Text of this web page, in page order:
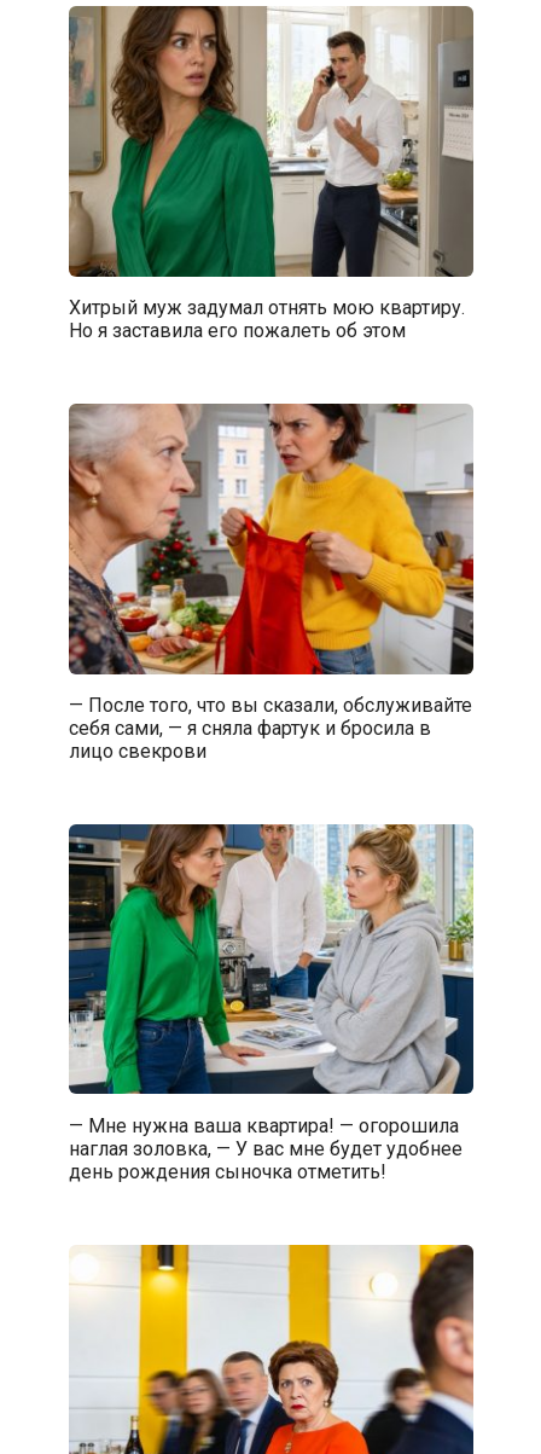
Хитрый муж задумал отнять мою квартиру.
Но я заставила его пожалеть об этом
— После того, что вы сказали, обслуживайте
себя сами, — я сняла фартук и бросила в
лицо свекрови
— Мне нужна ваша квартира! — огорошила
наглая золовка, — У вас мне будет удобнее
день рождения сыночка отметить!